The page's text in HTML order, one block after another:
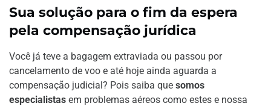
Sua solução para o fim da espera
pela compensação jurídica
Você já teve a bagagem extraviada ou passou por
cancelamento de voo e até hoje ainda aguarda a
compensação judicial? Pois saiba que somos
especialistas em problemas aéreos como estes e nossa